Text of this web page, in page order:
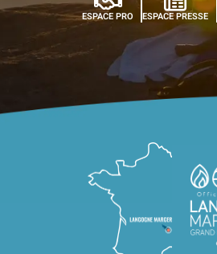
ESPACE PRO ESPACE PRESSE